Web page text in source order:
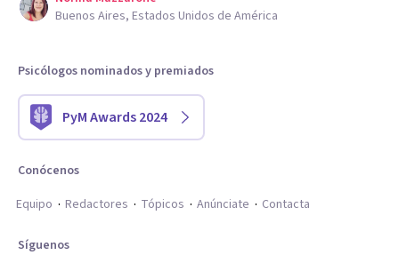
Buenos Aires, Estados Unidos de América
Psicólogos nominados y premiados
PyM Awards 2024
Conócenos
Equipo
Redactores Tópicos Anúnciate Contacta
Síguenos